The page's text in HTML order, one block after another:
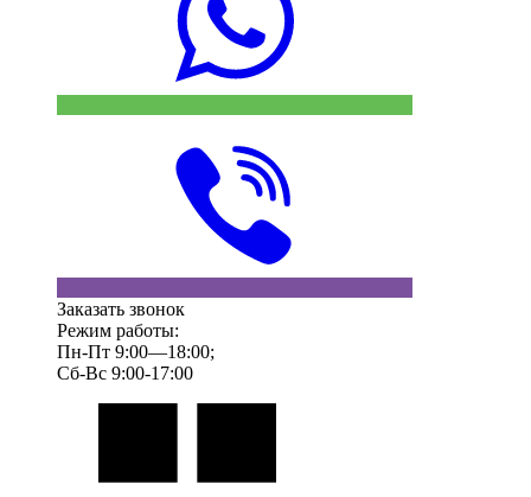
Заказать звонок
Режим работы:
Пн-Пт 9:00—18:00;
Сб-Вс 9:00-17:00